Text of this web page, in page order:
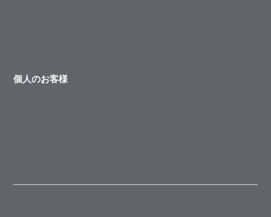
個人のお客様